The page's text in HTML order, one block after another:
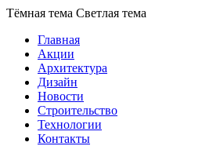
Тёмная тема Светлая тема
Главная
Акции
Архитектура
Дизайн
Новости
Строительство
Технологии
Контакты